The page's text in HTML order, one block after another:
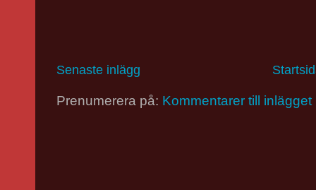
Senaste inlägg
Prenumerera på: Kommentarer till inlägget